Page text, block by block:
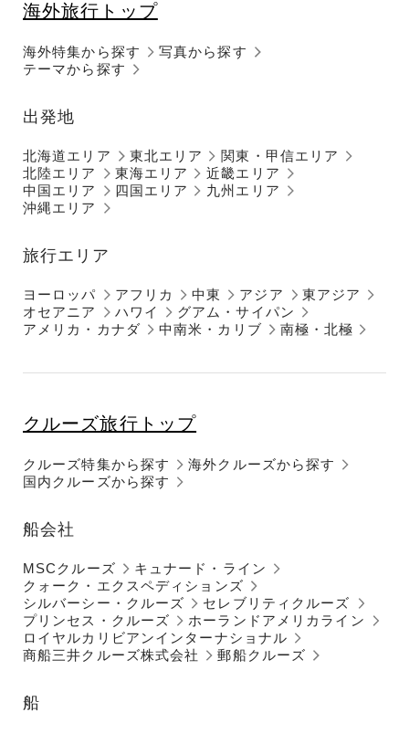
海外旅行トップ
海外特集から探す
テーマから探す
写真から探す
出発地
北海道エリア 東北エリア
関東・甲信エリア
北陸エリア
東海エリア
近畿エリア
中国エリア
四国エリア
九州エリア
沖縄エリア
旅行エリア
ヨーロッパ アフリカ 中東 アジア
東アジア
オセアニア
ハワイ
グアム・サイパン
アメリカ・カナダ
中南米・カリブ 南極・北極
クルーズ旅行トップ
クルーズ特集から探す
国内クルーズから探す
海外クルーズから探す
船会社
MSCクルーズ
キュナード・ライン
クォーク・エクスペディションズ
シルバーシー・クルーズ
セレブリティクルーズ
プリンセス・クルーズ
ホーランドアメリカライン
ロイヤルカリビアンインターナショナル
商船三井クルーズ株式会社
郵船クルーズ
船